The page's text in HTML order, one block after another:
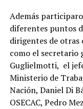
Además
diferentes puntos
dirigentes de otras
como el secretario
Guglielmotti, el
Ministerio de
Nación, Daniel Di
OSECAC, Pedro